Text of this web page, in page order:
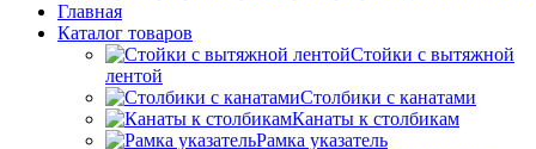
Главная
Каталог товаров
Стойки с вытяжной
лентой
Столбики с канатами
Канаты к столбикам
Рамка указатель